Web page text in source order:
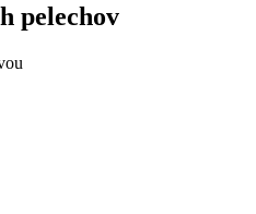
pelechov